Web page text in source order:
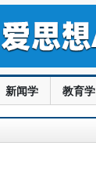
新闻学 教育学